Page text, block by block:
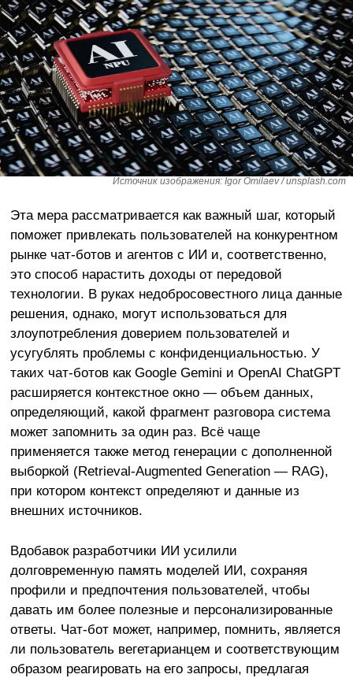
Источник изображения: Igor Omilaev / unsplash.com
Эта мера рассматривается как важный шаг, который
поможет привлекать пользователей на конкурентном
рынке чат-ботов и агентов с ИИ и, соответственно,
это способ нарастить доходы от передовой
технологии. В руках недобросовестного лица данные
решения, однако, могут использоваться для
злоупотребления доверием пользователей и
усугублять проблемы с конфиденциальностью. У
таких чат-ботов как Google Gemini и OpenAI ChatGPT
расширяется контекстное окно — объем данных,
определяющий, какой фрагмент разговора система
может запомнить за один раз. Всё чаще
применяется также метод генерации с дополненной
выборкой (Retrieval-Augmented Generation — RAG),
при котором контекст определяют и данные из
внешних источников.
Вдобавок разработчики ИИ усилили
долговременную память моделей ИИ, сохраняя
профили и предпочтения пользователей, чтобы
давать им более полезные и персонализированные
ответы. Чат-бот может, например, помнить, является
ли пользователь вегетарианцем и соответствующим
образом реагировать на его запросы, предлагая